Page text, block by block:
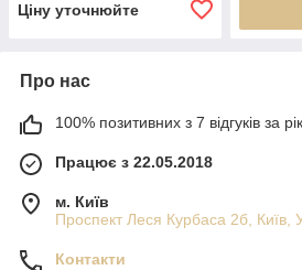
Ціну уточнюйте
Про нас
100% позитивних з 7 відгуків за рік
Працює з 22.05.2018
м. Київ
Проспект Леся Курбаса 2б, Київ,
Контакти